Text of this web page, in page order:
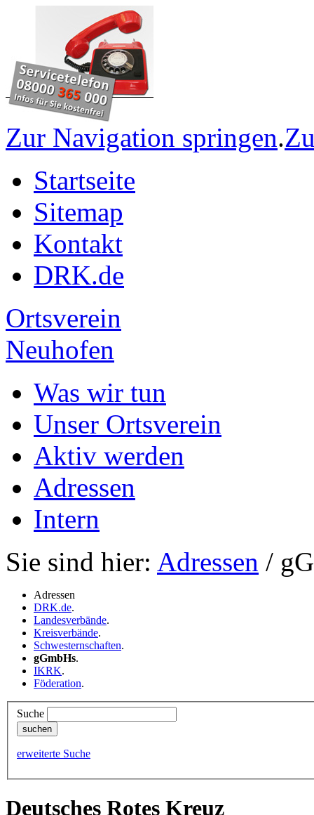
Zur Navigation springen.
Startseite
Sitemap
Kontakt
DRK.de
Ortsverein
Neuhofen
Was wir tun
Unser Ortsverein
Aktiv werden
Adressen
Intern
Sie sind hier: Adressen /
Adressen
DRK.de.
Landesverbände.
Kreisverbände.
Schwesternschaften.
gGmbHs.
IKRK.
Föderation.
Suche
erweiterte Suche
Deutsches Rotes Kreuz